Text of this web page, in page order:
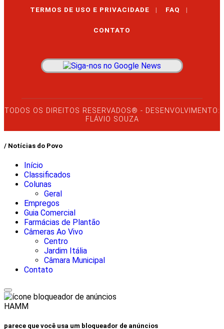
TERMOS DE USO E PRIVACIDADE | FAQ |
CONTATO
TODOS OS DIREITOS RESERVADOS® - DESENVOLVIMENTO:
FLÁVIO SOUZA
/ Notícias do Povo
Início
Classificados
Colunas
Geral
Empregos
Guia Comercial
Farmácias de Plantão
Câmeras Ao Vivo
Centro
Jardim Itália
Câmara Municipal
Contato
HAMM
parece que você usa um bloqueador de anúncios